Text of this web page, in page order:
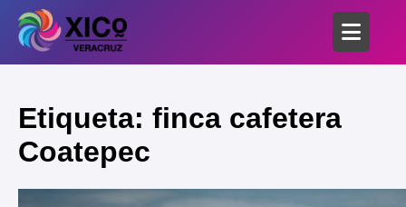
Etiqueta: finca cafetera
Coatepec